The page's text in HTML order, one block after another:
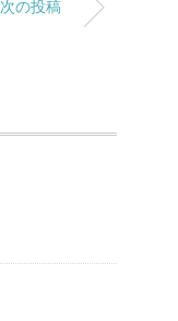
次の投稿